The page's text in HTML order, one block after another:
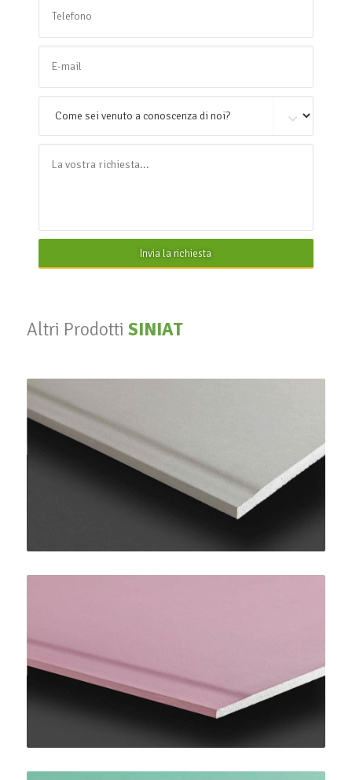
Invia la richiesta
Altri Prodotti SINIAT
PregyPlac Plus BA13
SINIAT